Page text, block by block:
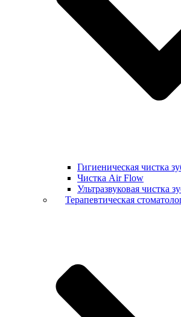
Гигиеническая чистка
Чистка Air Flow
Ультразвуковая чистка
Терапевтическая